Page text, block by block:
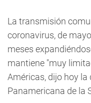
La transmisión
coronavirus, de
meses
mantiene "muy
Américas, dijo hoy
Panamericana de la